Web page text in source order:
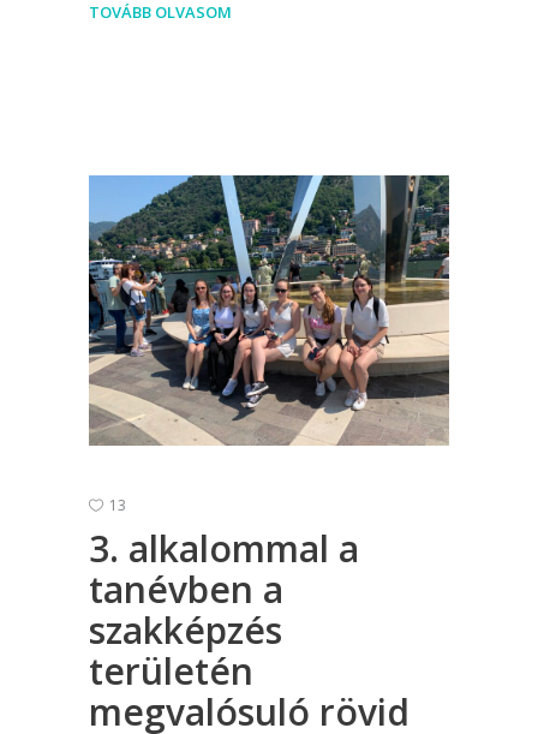
TOVÁBB OLVASOM
13
3. alkalommal a
tanévben a
szakképzés
területén
megvalósuló rövid